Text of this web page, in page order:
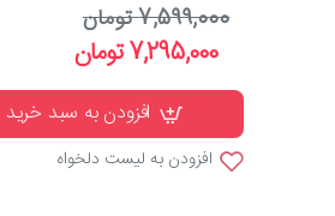
7,295,000 تومان
7,599,000 تومان
افزودن به سبد خرید
افزودن به لیست دلخواه